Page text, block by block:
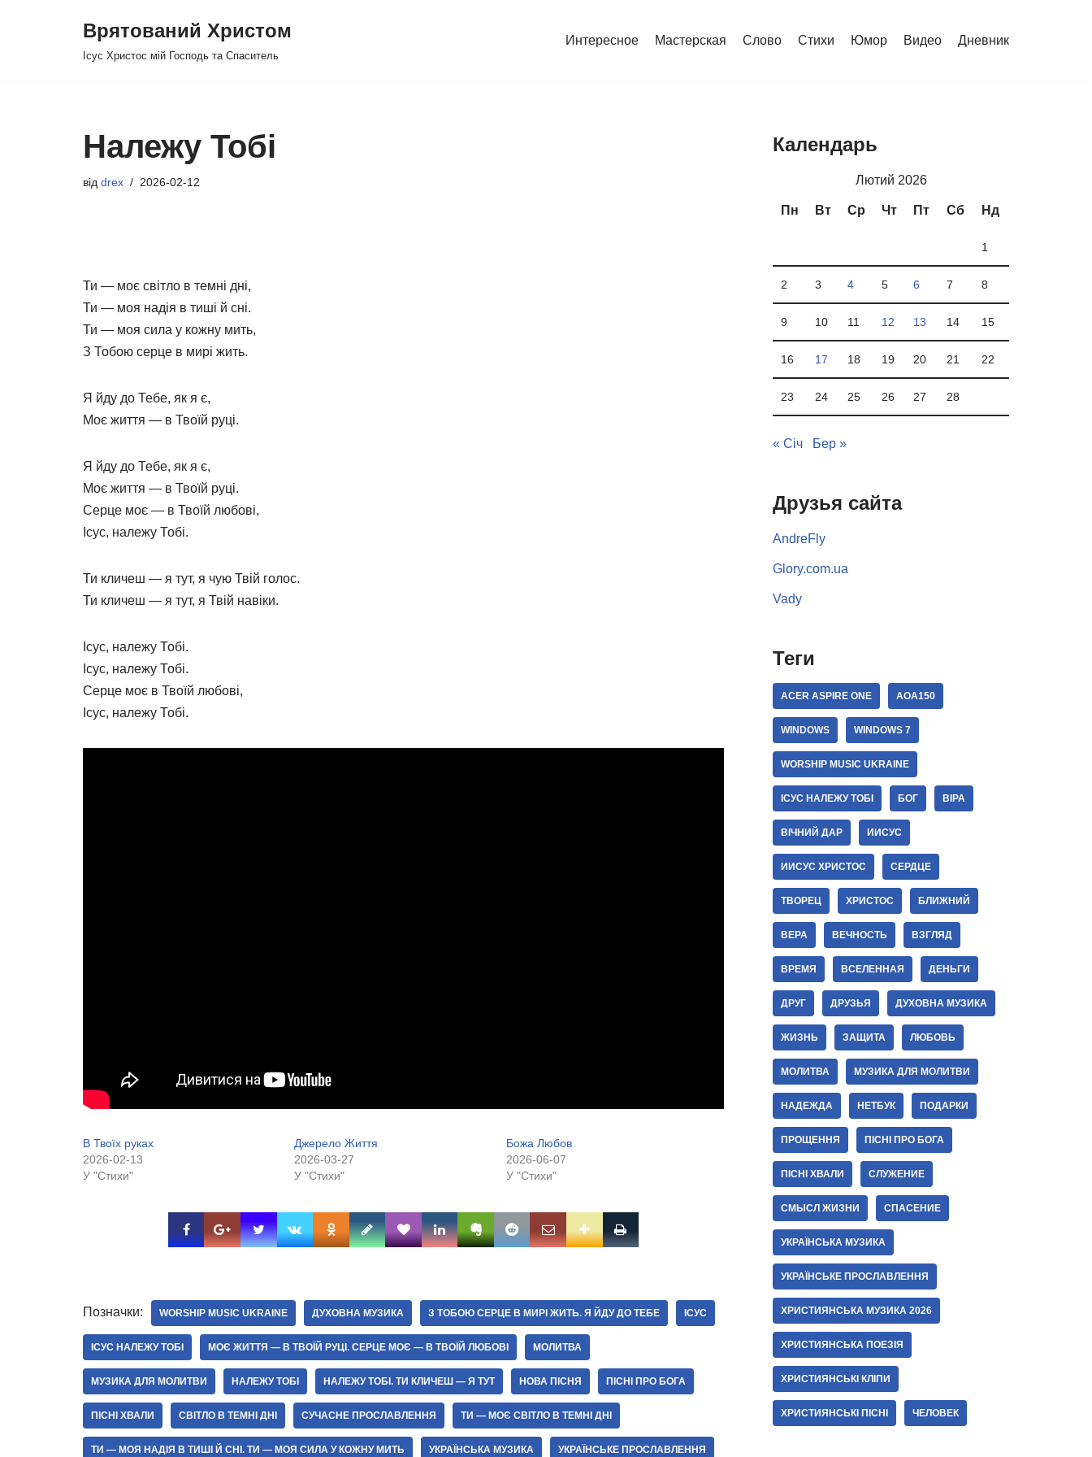
Врятований Христом
Ісус Христос мій Господь та Спаситель
Интересное Мастерская Слово Стихи Юмор Видео Дневник
Належу Тобі
від drex 2026-02-12
Ти — моє світло в темні дні,
Ти — моя надія в тиші й сні.
Ти — моя сила у кожну мить,
З Тобою серце в мирі жить.
Я йду до Тебе, як я є,
Моє життя — в Твоїй руці.
Я йду до Тебе, як я є,
Моє життя — в Твоїй руці.
Серце моє — в Твоїй любові,
Ісус, належу Тобі.
Ти кличеш — я тут, я чую Твій голос.
Ти кличеш — я тут, я Твій навіки.
Ісус, належу Тобі.
Ісус, належу Тобі.
Серце моє в Твоїй любові,
Ісус, належу Тобі.
В Твоїх руках
2026-02-13
У "Стихи"
Джерело Життя
2026-03-27
У "Стихи"
Божа Любов
2026-06-07
У "Стихи"
Позначки: WORSHIP MUSIC UKRAINE ДУХОВНА МУЗИКА З ТОБОЮ СЕРЦЕ В МИРІ ЖИТЬ. Я ЙДУ ДО ТЕБЕ ІСУС
ІСУС НАЛЕЖУ ТОБІ МОЄ ЖИТТЯ — В ТВОЇЙ РУЦІ. СЕРЦЕ МОЄ — В ТВОЇЙ ЛЮБОВІ МОЛИТВА
МУЗИКА ДЛЯ МОЛИТВИ НАЛЕЖУ ТОБІ НАЛЕЖУ ТОБІ. ТИ КЛИЧЕШ — Я ТУТ НОВА ПІСНЯ ПІСНІ ПРО БОГА
ПІСНІ ХВАЛИ СВІТЛО В ТЕМНІ ДНІ СУЧАСНЕ ПРОСЛАВЛЕННЯ ТИ — МОЄ СВІТЛО В ТЕМНІ ДНІ
ТИ — МОЯ НАДІЯ В ТИШІ Й СНІ. ТИ — МОЯ СИЛА У КОЖНУ МИТЬ УКРАЇНСЬКА МУЗИКА УКРАЇНСЬКЕ ПРОСЛАВЛЕННЯ
Календарь
Лютий 2026
Пн Вт Ср Чт Пт Сб Нд
1
2 3 4 5 6 7 8
9 10 11 12 13 14 15
16 17 18 19 20 21 22
23 24 25 26 27 28
« Січ Бер »
Друзья сайта
AndreFly
Glory.com.ua
Vady
Теги
ACER ASPIRE ONE AOA150
WINDOWS WINDOWS 7
WORSHIP MUSIC UKRAINE
ІСУС НАЛЕЖУ ТОБІ БОГ ВІРА
ВІЧНИЙ ДАР ИИСУС
ИИСУС ХРИСТОС СЕРДЦЕ
ТВОРЕЦ ХРИСТОС БЛИЖНИЙ
ВЕРА ВЕЧНОСТЬ ВЗГЛЯД
ВРЕМЯ ВСЕЛЕННАЯ ДЕНЬГИ
ДРУГ ДРУЗЬЯ ДУХОВНА МУЗИКА
ЖИЗНЬ ЗАЩИТА ЛЮБОВЬ
МОЛИТВА МУЗИКА ДЛЯ МОЛИТВИ
НАДЕЖДА НЕТБУК ПОДАРКИ
ПРОЩЕННЯ ПІСНІ ПРО БОГА
ПІСНІ ХВАЛИ СЛУЖЕНИЕ
СМЫСЛ ЖИЗНИ СПАСЕНИЕ
УКРАЇНСЬКА МУЗИКА
УКРАЇНСЬКЕ ПРОСЛАВЛЕННЯ
ХРИСТИЯНСЬКА МУЗИКА 2026
ХРИСТИЯНСЬКА ПОЕЗІЯ
ХРИСТИЯНСЬКІ КЛІПИ
ХРИСТИЯНСЬКІ ПІСНІ ЧЕЛОВЕК